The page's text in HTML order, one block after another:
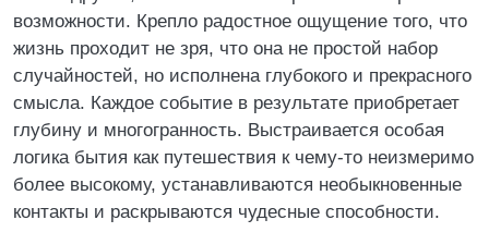
возможности. Крепло радостное ощущение того, что
жизнь проходит не зря, что она не простой набор
случайностей, но исполнена глубокого и прекрасного
смысла. Каждое событие в результате приобретает
глубину и многогранность. Выстраивается особая
логика бытия как путешествия к чему-то неизмеримо
более высокому, устанавливаются необыкновенные
контакты и раскрываются чудесные способности.